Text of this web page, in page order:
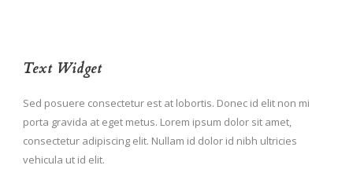
Text Widget
Sed posuere consectetur est at lobortis. Donec id elit non mi
porta gravida at eget metus. Lorem ipsum dolor sit amet,
consectetur adipiscing elit. Nullam id dolor id nibh ultricies
vehicula ut id elit.